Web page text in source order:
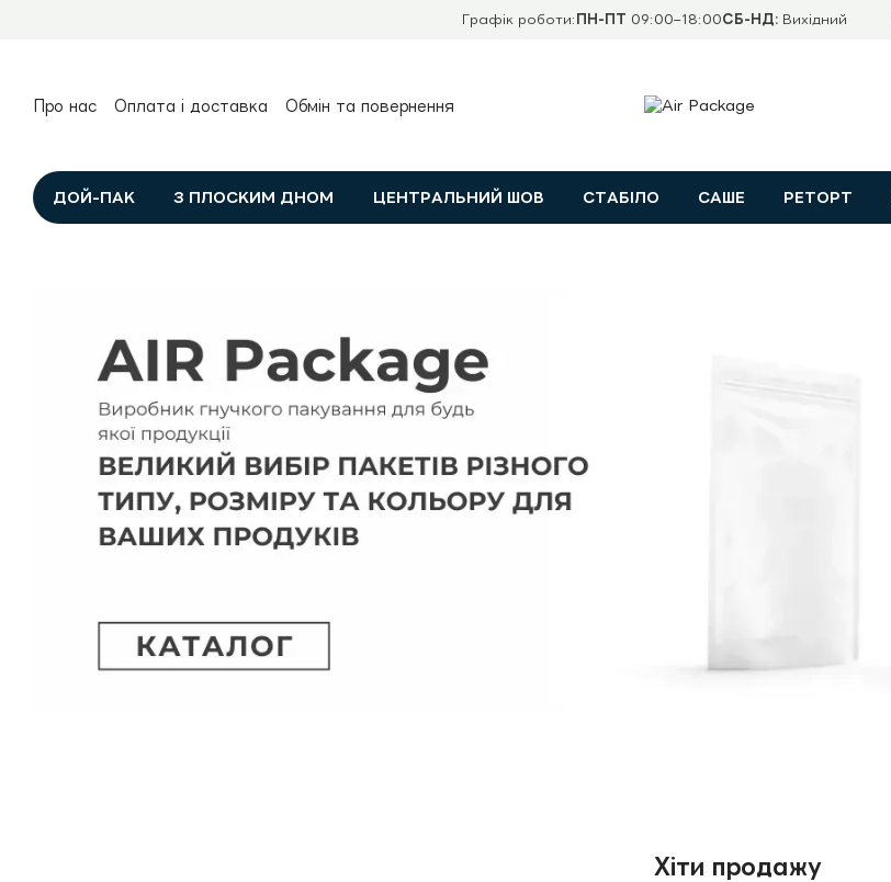
Графік роботи: ПН-ПТ 09:00–18:00СБ-НД:Вихідний
Про нас Оплата і доставка
Обмін та повернення
ДОЙ-ПАК З ПЛОСКИМ ДНОМ ЦЕНТРАЛЬНИЙ ШОВ СТАБІЛО САШЕ РЕТОРТ
Хіти продажу